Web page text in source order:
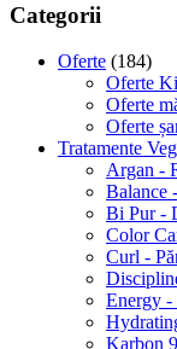
Categorii
Oferte (184)
Oferte
Oferte
Oferte
Tratamente
Argan -
Balance
Bi Pur -
Color
Curl -
Energy -
Karbon